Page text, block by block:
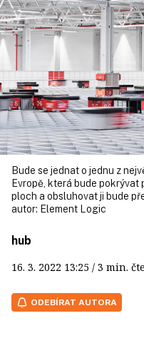
Bude se jednat o jednu z
Evropě, která bude
ploch a obsluhovat ji bude
autor: Element Logic
hub
16. 3. 2022 13:25 / 3 min.
ODEBÍRAT AUTORA